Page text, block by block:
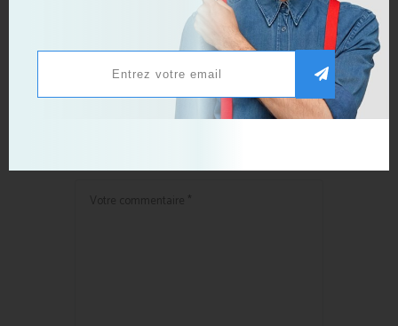
Publier un commentaire